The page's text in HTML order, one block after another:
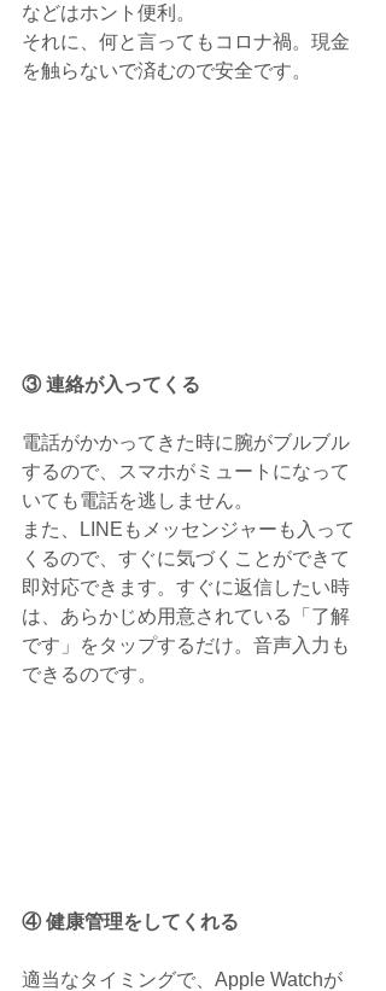
などはホント便利。
それに、何と言ってもコロナ禍。現金
を触らないで済むので安全です。
③ 連絡が入ってくる
電話がかかってきた時に腕がブルブル
するので、スマホがミュートになって
いても電話を逃しません。
また、LINEもメッセンジャーも入って
くるので、すぐに気づくことができて
即対応できます。すぐに返信したい時
は、あらかじめ用意されている「了解
です」をタップするだけ。音声入力も
できるのです。
④ 健康管理をしてくれる
適当なタイミングで、Apple Watchが